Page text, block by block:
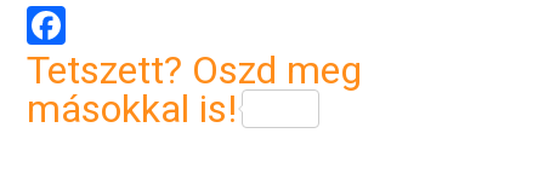
Facebook
Tetszett? Oszd meg
másokkal is!